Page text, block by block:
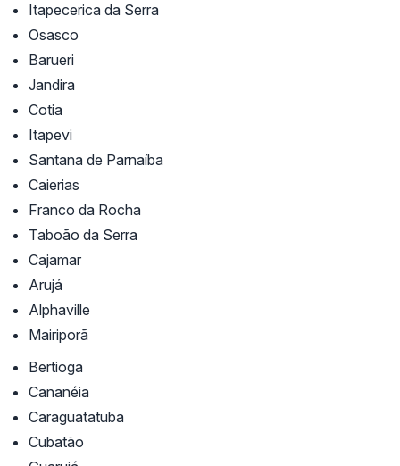
Itapecerica da Serra
Osasco
Barueri
Jandira
Cotia
Itapevi
Santana de Parnaíba
Caierias
Franco da Rocha
Taboão da Serra
Cajamar
Arujá
Alphaville
Mairiporã
Bertioga
Cananéia
Caraguatatuba
Cubatão